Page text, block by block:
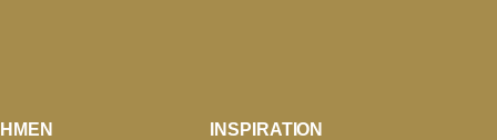
INSPIRATION